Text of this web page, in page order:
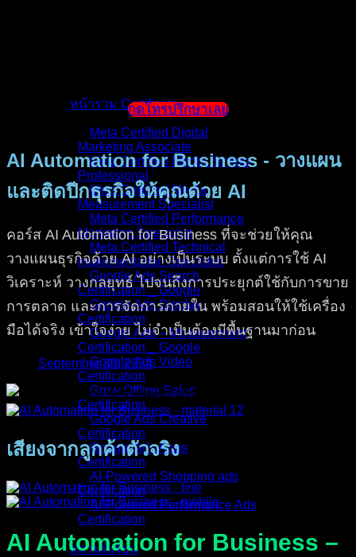
หน้ารวม Certificate
Meta Certified Digital
Marketing Associate
Meta Certified Media Buying
Professional
Meta Certified Media
Measurement Specialist
Meta Certified Performance
Marketing Specialist
Meta Certified Technical
Implementation Specialist
Google Ads Search
Certification _ Google
Google Ads Display
Certification
Google Ads – Measurement
Certification _ Google
Google Ads Video
Certification
Grow Offline Sales
Certification
Google Ads Creative
Certification
Google Ads Apps
Certification
AI-Powered Shopping ads
Certification
AI-Powered Performance Ads
Certification
สถานที่เรียน
กดโทรปรึกษาเลย
AI Automation for Business - วางแผน
และติดปีกธุรกิจให้คุณด้วย AI
คอร์ส AI Automation for Business ที่จะช่วยให้คุณ
วางแผนธุรกิจด้วย AI อย่างเป็นระบบ ตั้งแต่การใช้ AI
วิเคราะห์ วางกลยุทธ์ ไปจนถึงการประยุกต์ใช้กับการขาย
การตลาด และการจัดการภายใน พร้อมสอนให้ใช้เครื่อง
มือได้จริง เข้าใจง่าย ไม่จำเป็นต้องมีพื้นฐานมาก่อน
September 30, 2024
เสียงจากลูกค้าตัวจริง
AI Automation for Business –